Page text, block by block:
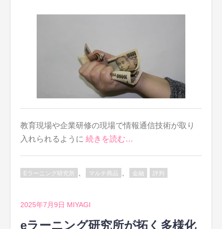
教育現場や企業研修の現場で情報通信技術が取り
入れられるように 続きを読む…
Eラーニング研究所 マルチ商品 金融 評判
2025年7月9日 MIYAGI
eラーニング研究所が拓く多様化